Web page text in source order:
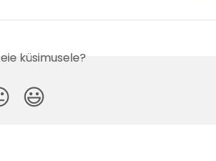
küsimusele?
😃